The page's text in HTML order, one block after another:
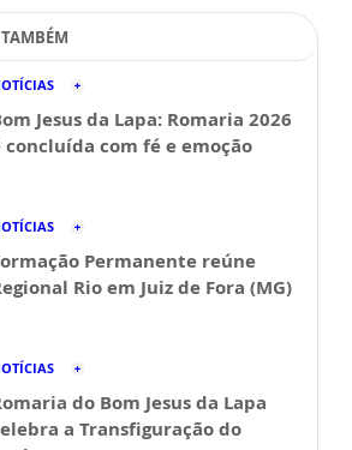
Jesus da Lapa: Romaria 2026
concluída com fé e emoção
Permanente reúne
Rio em Juiz de Fora (MG)
do Bom Jesus da Lapa
a Transfiguração do